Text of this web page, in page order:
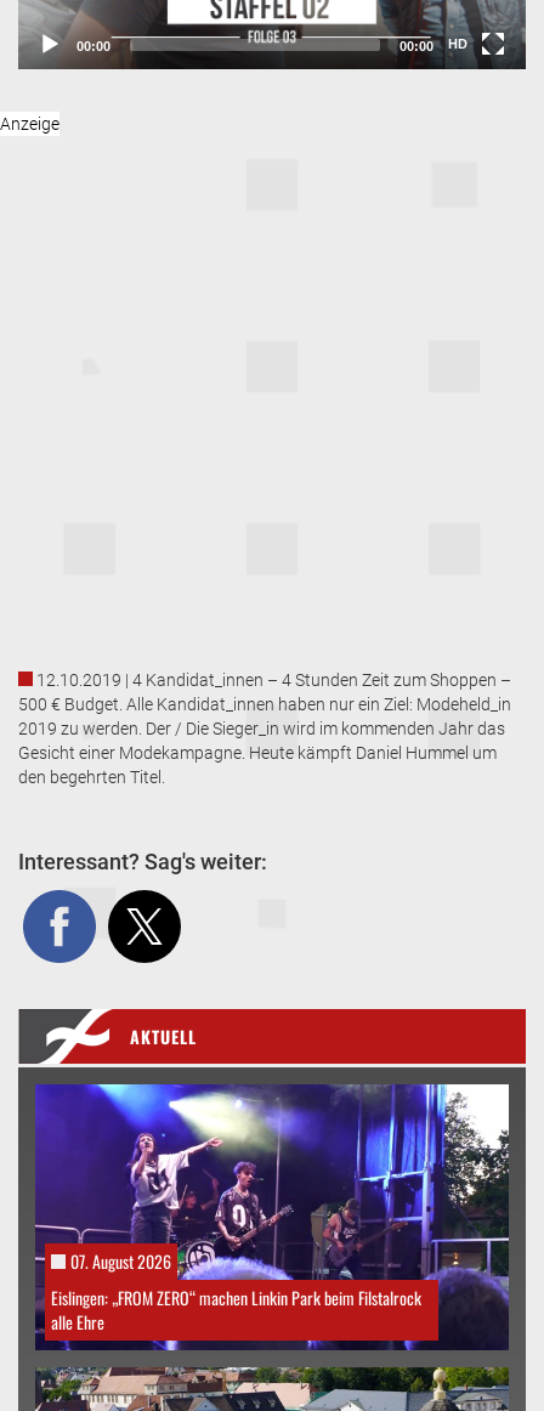
12.10.2019 | 4 Kandidat_innen – 4 Stunden Zeit zum Shoppen –
500 € Budget. Alle Kandidat_innen haben nur ein Ziel: Modeheld_in
2019 zu werden. Der / Die Sieger_in wird im kommenden Jahr das
Gesicht einer Modekampagne. Heute kämpft Daniel Hummel um
den begehrten Titel.
Interessant? Sag's weiter:
AKTUELL
07. August 2026
Eislingen: „FROM ZERO“ machen Linkin Park beim Filstalrock
alle Ehre